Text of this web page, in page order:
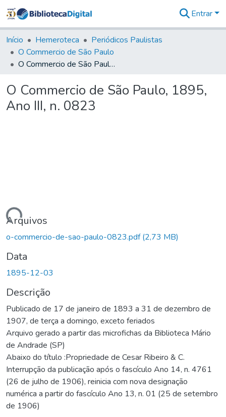
&
Coleções
Tudo na
Biblioteca
Estatísticas
Entrar
Início Hemeroteca
Periódicos Paulistas
O Commercio de São Paulo
O Commercio de São Paulo, 1895, Ano III, n. 0823
O Commercio de São Paulo, 1895,
Ano III, n. 0823
Arquivos
o-commercio-de-sao-paulo-0823.pdf(2,73 MB)
Data
1895-12-03
Descrição
Publicado de 17 de janeiro de 1893 a 31 de dezembro de
1907, de terça a domingo, exceto feriados
Arquivo gerado a partir das microfichas da Biblioteca Mário
de Andrade (SP)
Abaixo do título :Propriedade de Cesar Ribeiro & C.
Interrupção da publicação após o fascículo Ano 14, n. 4761
(26 de julho de 1906), reinicia com nova designação
numérica a partir do fascículo Ano 13, n. 01 (25 de setembro
de 1906)